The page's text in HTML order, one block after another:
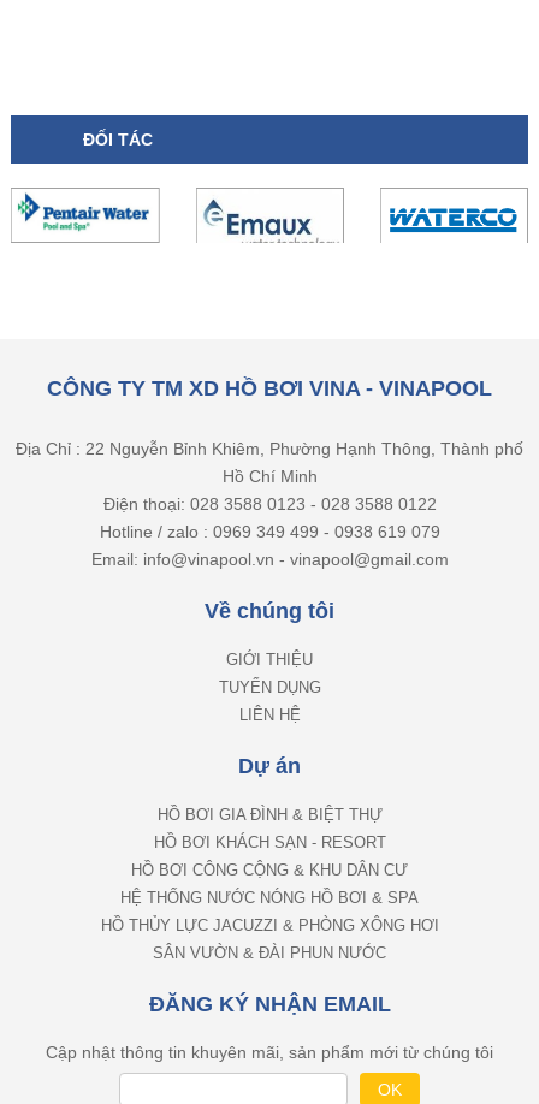
ĐỐI TÁC
CÔNG TY TM XD HỒ BƠI VINA - VINAPOOL
Địa Chỉ : 22 Nguyễn Bỉnh Khiêm, Phường Hạnh Thông, Thành phố
Hồ Chí Minh
Điện thoại: 028 3588 0123 - 028 3588 0122
Hotline / zalo : 0969 349 499 - 0938 619 079
Email: info@vinapool.vn - vinapool@gmail.com
Về chúng tôi
GIỚI THIỆU
TUYỂN DỤNG
LIÊN HỆ
Dự án
HỒ BƠI GIA ĐÌNH & BIỆT THỰ
HỒ BƠI KHÁCH SẠN - RESORT
HỒ BƠI CÔNG CỘNG & KHU DÂN CƯ
HỆ THỐNG NƯỚC NÓNG HỒ BƠI & SPA
HỒ THỦY LỰC JACUZZI & PHÒNG XÔNG HƠI
SÂN VƯỜN & ĐÀI PHUN NƯỚC
ĐĂNG KÝ NHẬN EMAIL
Cập nhật thông tin khuyên mãi, sản phẩm mới từ chúng tôi